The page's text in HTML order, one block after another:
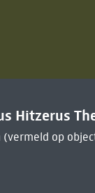
Hitzerus
op